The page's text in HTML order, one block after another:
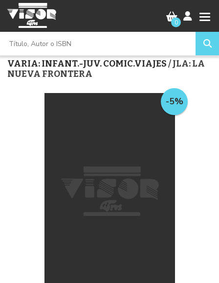
0
VARIA: INFANT.-JUV. COMIC.VIAJES/ JLA: LA
NUEVA FRONTERA
-5%